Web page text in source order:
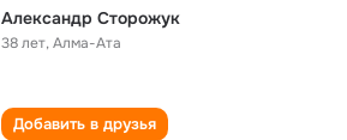
Александр Сторожук
38 лет,Алма-Ата
Добавить в друзья